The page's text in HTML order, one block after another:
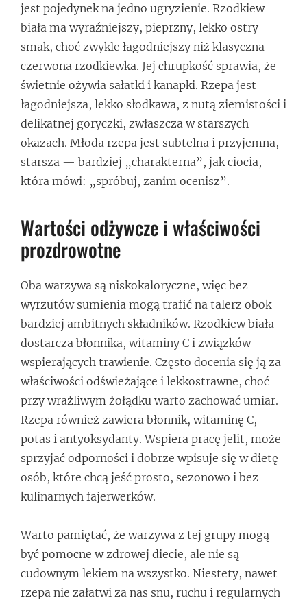
jest pojedynek na jedno ugryzienie. Rzodkiew
biała ma wyraźniejszy, pieprzny, lekko ostry
smak, choć zwykle łagodniejszy niż klasyczna
czerwona rzodkiewka. Jej chrupkość sprawia, że
świetnie ożywia sałatki i kanapki. Rzepa jest
łagodniejsza, lekko słodkawa, z nutą ziemistości i
delikatnej goryczki, zwłaszcza w starszych
okazach. Młoda rzepa jest subtelna i przyjemna,
starsza — bardziej „charakterna”, jak ciocia,
która mówi: „spróbuj, zanim ocenisz”.
Wartości odżywcze i właściwości
prozdrowotne
Oba warzywa są niskokaloryczne, więc bez
wyrzutów sumienia mogą trafić na talerz obok
bardziej ambitnych składników. Rzodkiew biała
dostarcza błonnika, witaminy C i związków
wspierających trawienie. Często docenia się ją za
właściwości odświeżające i lekkostrawne, choć
przy wrażliwym żołądku warto zachować umiar.
Rzepa również zawiera błonnik, witaminę C,
potas i antyoksydanty. Wspiera pracę jelit, może
sprzyjać odporności i dobrze wpisuje się w dietę
osób, które chcą jeść prosto, sezonowo i bez
kulinarnych fajerwerków.
Warto pamiętać, że warzywa z tej grupy mogą
być pomocne w zdrowej diecie, ale nie są
cudownym lekiem na wszystko. Niestety, nawet
rzepa nie załatwi za nas snu, ruchu i regularnych